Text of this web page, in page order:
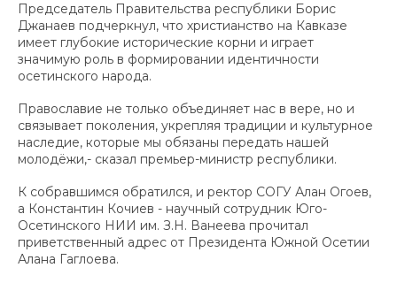
Председатель Правительства республики Борис
Джанаев подчеркнул, что христианство на Кавказе
имеет глубокие исторические корни и играет
значимую роль в формировании идентичности
осетинского народа.
Православие не только объединяет нас в вере, но и
связывает поколения, укрепляя традиции и культурное
наследие, которые мы обязаны передать нашей
молодёжи,- сказал премьер-министр республики.
К собравшимся обратился, и ректор СОГУ Алан Огоев,
а Константин Кочиев - научный сотрудник Юго-
Осетинского НИИ им. З.Н. Ванеева прочитал
приветственный адрес от Президента Южной Осетии
Алана Гаглоева.